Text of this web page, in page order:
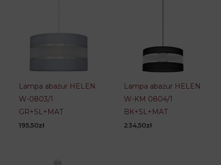
Lampa abażur HELEN
W-0803/1
GR+SL+MAT
195,50zł
Lampa abażur HELEN
W-KM 0804/1
BK+SL+MAT
234,50zł